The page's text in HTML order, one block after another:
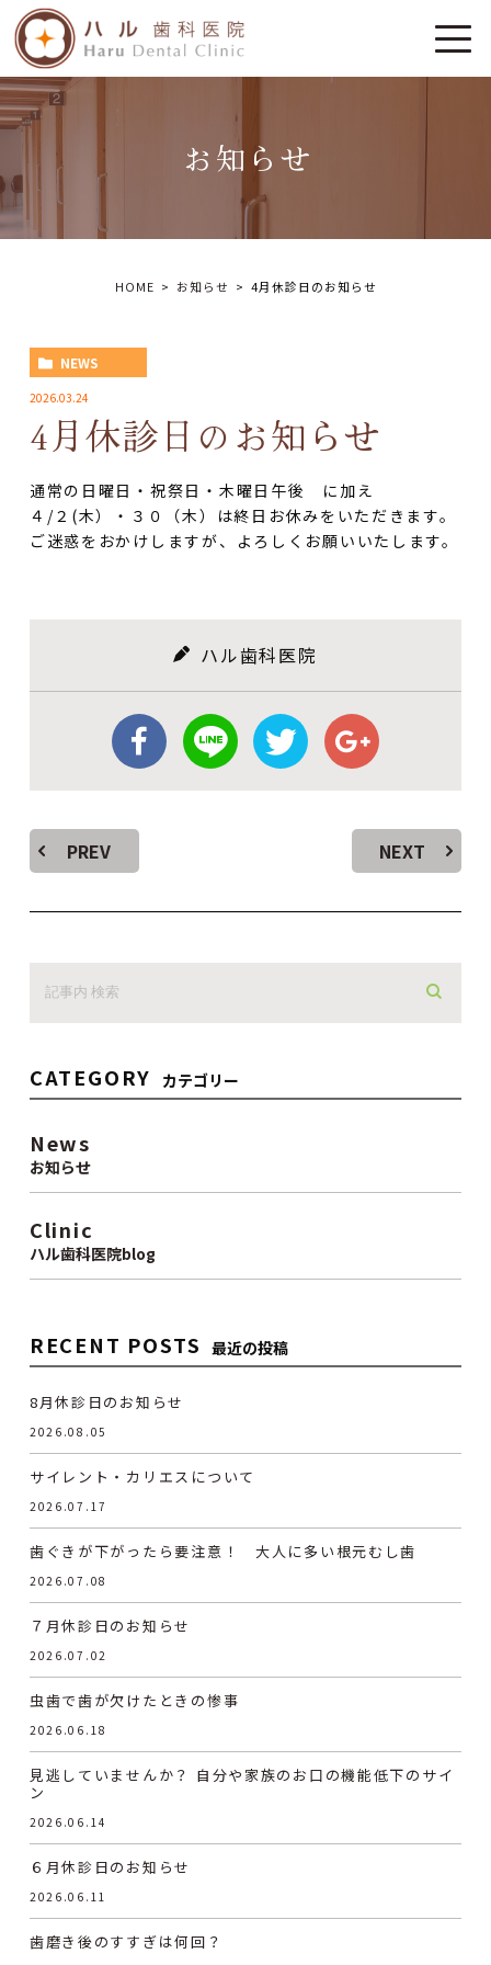
お知らせ
HOME お知らせ 4月休診日のお知らせ
NEWS
2026.03.24
4月休診日のお知らせ
通常の日曜日・祝祭日・木曜日午後 に加え
４/２(木）・３０（木）は終日お休みをいただきます。
ご迷惑をおかけしますが、よろしくお願いいたします。
ハル歯科医院
PREV NEXT
CATEGORY カテゴリー
News
お知らせ
Clinic
ハル歯科医院blog
RECENT POSTS 最近の投稿
8月休診日のお知らせ
2026.08.05
サイレント・カリエスについて
2026.07.17
歯ぐきが下がったら要注意！ 大人に多い根元むし歯
2026.07.08
７月休診日のお知らせ
2026.07.02
虫歯で歯が欠けたときの惨事
2026.06.18
見逃していませんか？ 自分や家族のお口の機能低下のサイ
ン
2026.06.14
６月休診日のお知らせ
2026.06.11
歯磨き後のすすぎは何回？